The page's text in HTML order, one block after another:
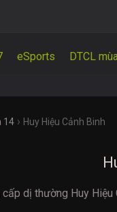
eSports DTCL
14 › Huy Hiệu Cảnh Binh
dị thường Huy